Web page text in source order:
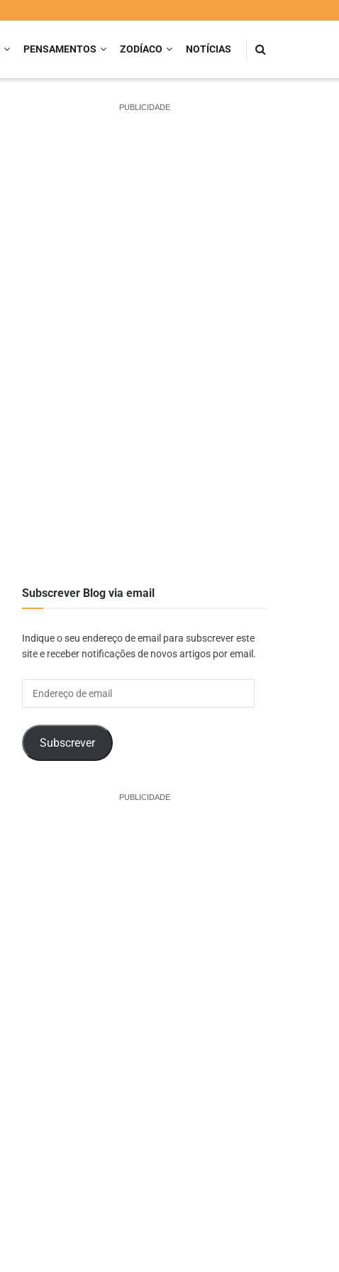
PENSAMENTOS ZODÍACO NOTÍCIAS
PUBLICIDADE
Subscrever Blog via email
Indique o seu endereço de email para subscrever este
site e receber notificações de novos artigos por email.
Subscrever
PUBLICIDADE